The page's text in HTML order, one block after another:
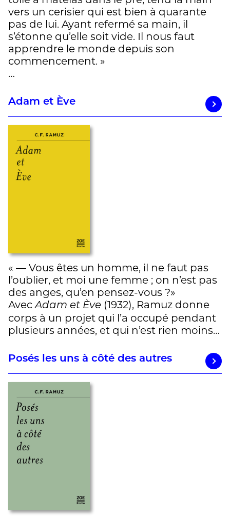
vers un cerisier qui est bien à quarante
pas de lui. Ayant refermé sa main, il
s’étonne qu’elle soit vide. Il nous faut
apprendre le monde depuis son
commencement. »
…
Adam et Ève
« — Vous êtes un homme, il ne faut pas
l’oublier, et moi une femme ; on n’est pas
des anges, qu’en pensez-vous ?»
AvecAdam et Ève (1932), Ramuz donne
corps à un projet qui l’a occupé pendant
plusieurs années, et qui n’est rien moins…
Posés les uns à côté des autres